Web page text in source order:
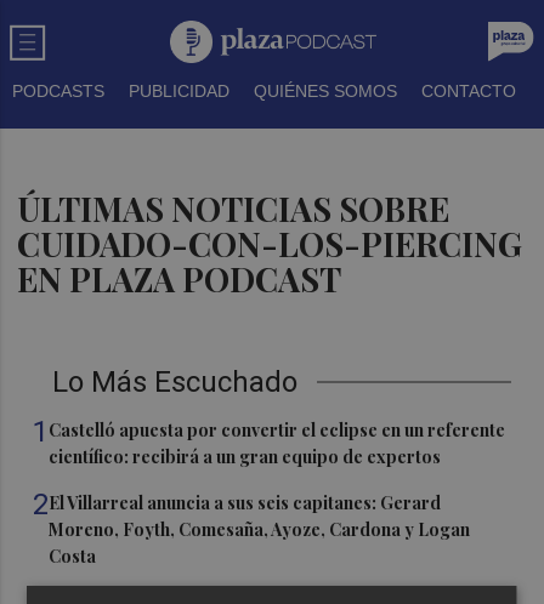
PODCASTS PUBLICIDAD QUIÉNES SOMOS CONTACTO
ÚLTIMAS NOTICIAS SOBRE
CUIDADO-CON-LOS-PIERCING
EN PLAZA PODCAST
Lo Más Escuchado
1 Castelló apuesta por convertir el eclipse en un referente
científico: recibirá a un gran equipo de expertos
2El Villarreal anuncia a sus seis capitanes: Gerard
Moreno, Foyth, Comesaña, Ayoze, Cardona y Logan
Costa